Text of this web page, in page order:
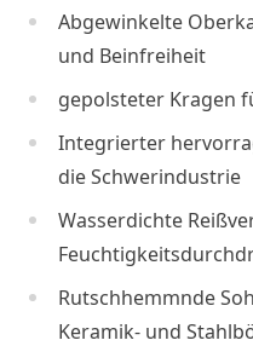
Abgewinkelte
und Beinfreiheit
gepolsteter Kragen
Integrierter
die Schwerindustrie
Wasserdichte
Rutschhemmnde
Keramik- und